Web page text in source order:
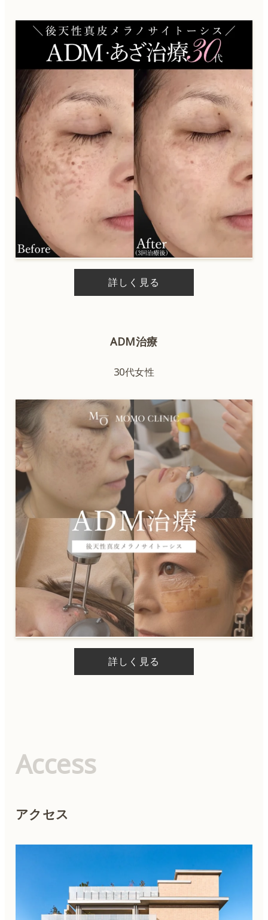
ヒアルロン酸
肌育注射
QスイッチYAGレーザー
ルビーレーザー
CO2レーザー
ハイフ
サーマジェン
ハイフ＋サーマジェン
ハイドラジェントル
ニキビ治療
ダイエット・痩身
内服
詳しく見る
ADM治療
30代女性
詳しく見る
Access
アクセス